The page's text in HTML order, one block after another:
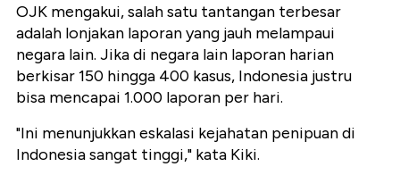
OJK mengakui, salah satu tantangan terbesar
adalah lonjakan laporan yang jauh melampaui
negara lain. Jika di negara lain laporan harian
berkisar 150 hingga 400 kasus, Indonesia justru
bisa mencapai 1.000 laporan per hari.
"Ini menunjukkan eskalasi kejahatan penipuan di
Indonesia sangat tinggi," kata Kiki.